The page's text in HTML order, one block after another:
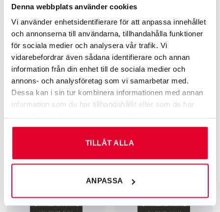
Denna webbplats använder cookies
Vi använder enhetsidentifierare för att anpassa innehållet
och annonserna till användarna, tillhandahålla funktioner
för sociala medier och analysera vår trafik. Vi
vidarebefordrar även sådana identifierare och annan
information från din enhet till de sociala medier och
annons- och analysföretag som vi samarbetar med.
Dessa kan i sin tur kombinera informationen med annan
information som du har tillhandahållit eller som de har
TILLÅT ALLA
ANPASSA
Vi erbjuder dessutom att anpassade lösningar för
tillgänglighetskrav.